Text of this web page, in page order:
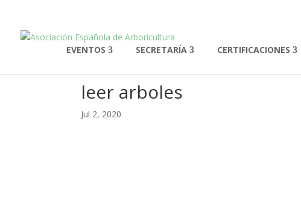
EVENTOS SECRETARÍA CERTIFICACIONES
leer arboles
Jul 2, 2020